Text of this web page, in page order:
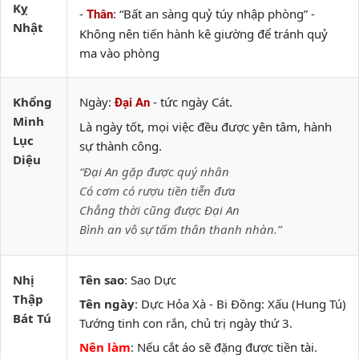
Kỵ
Nhật
- Thân: “Bất an sàng quỷ túy nhập phòng” -
Không nên tiến hành kê giường để tránh quỷ
ma vào phòng
Khổng
Minh
Lục
Diệu
Ngày:Đại An - tức ngày Cát.
Là ngày tốt, mọi việc đều được yên tâm, hành
sự thành công.
“Đại An gặp được quý nhân
Có cơm có rượu tiền tiễn đưa
Chẳng thời cũng được Đại An
Bình an vô sự tấm thân thanh nhàn.”
Nhị
Thập
Bát Tú
Tên sao: Sao Dực
Tên ngày: Dực Hỏa Xà - Bi Đồng: Xấu (Hung Tú)
Tướng tinh con rắn, chủ trị ngày thứ 3.
Nên làm: Nếu cắt áo sẽ đặng được tiền tài.